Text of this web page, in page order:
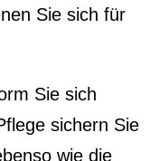
Sie sich für
Sie sich
sichern Sie
wie die